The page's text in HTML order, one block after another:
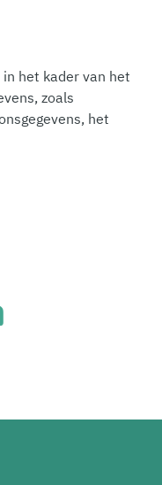
het kader van het
zoals
het